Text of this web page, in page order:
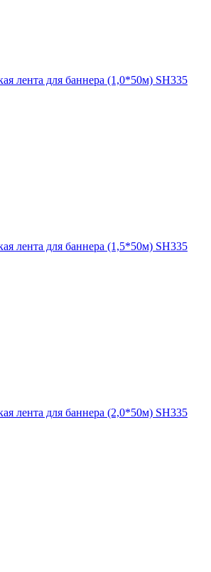
лента для баннера (1,0*50м) SH335
лента для баннера (1,5*50м) SH335
лента для баннера (2,0*50м) SH335